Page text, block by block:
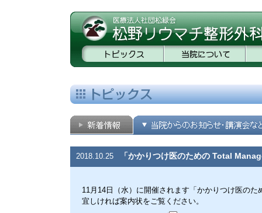
2018.10.25 「かかりつけ医のための Total
11月14日（水）に開催されます「かかりつけ医の
宜しければ案内状をご覧ください。